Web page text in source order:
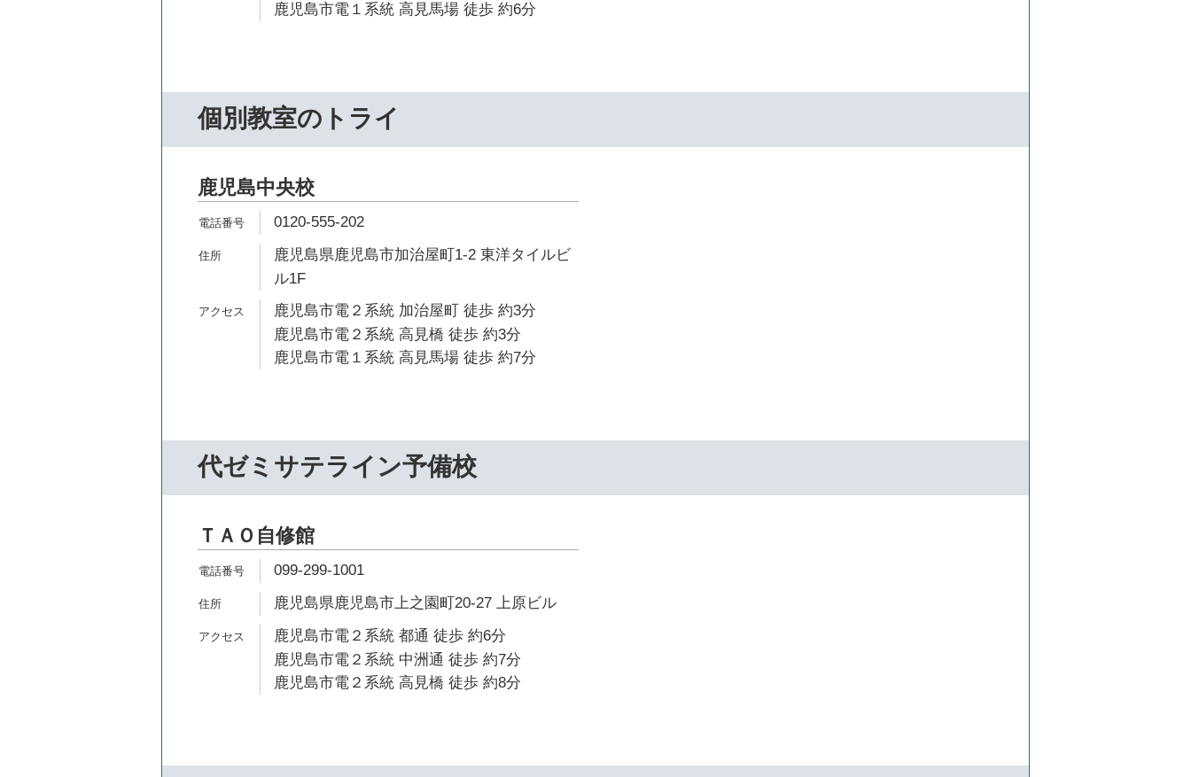
鹿児島市電１系統 高見馬場 徒歩 約6分
個別教室のトライ
鹿児島中央校
0120-555-202
鹿児島県鹿児島市加治屋町1-2 東洋タイルビ
ル1F
鹿児島市電２系統 加治屋町 徒歩 約3分
鹿児島市電２系統 高見橋 徒歩 約3分
鹿児島市電１系統 高見馬場 徒歩 約7分
代ゼミサテライン予備校
ＴＡＯ自修館
099-299-1001
鹿児島県鹿児島市上之園町20-27 上原ビル
鹿児島市電２系統 都通 徒歩 約6分
鹿児島市電２系統 中洲通 徒歩 約7分
鹿児島市電２系統 高見橋 徒歩 約8分